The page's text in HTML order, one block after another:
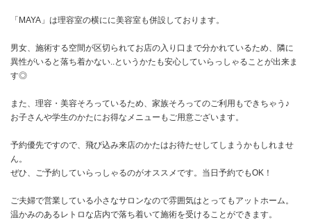
お問い合わせ
「MAYA」は理容室の横にに美容室も併設しております。
男女、施術する空間が区切られてお店の入り口まで分かれているため、隣に
異性がいると落ち着かない..というかたも安心していらっしゃることが出来ま
す◎
また、理容・美容そろっているため、家族そろってのご利用もできちゃう♪
お子さんや学生のかたにお得なメニューもご用意ございます。
予約優先ですので、飛び込み来店のかたはお待たせしてしまうかもしれませ
ん。
ぜひ、ご予約していらっしゃるのがオススメです。当日予約でもOK！
ご夫婦で営業している小さなサロンなので雰囲気はとってもアットホーム。
温かみのあるレトロな店内で落ち着いて施術を受けることができます。